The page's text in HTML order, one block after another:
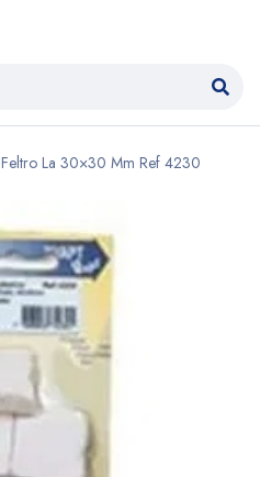
Feltro La 30×30 Mm Ref 4230